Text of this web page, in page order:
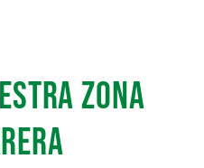
ZONA